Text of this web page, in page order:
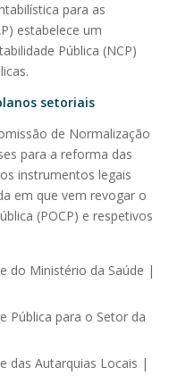
para as
estabelece um
Pública (NCP)
setoriais
de Normalização
para a reforma das
instrumentos legais
em que vem revogar o
(POCP) e respetivos
do Ministério da Saúde |
Pública para o Setor da
das Autarquias Locais |